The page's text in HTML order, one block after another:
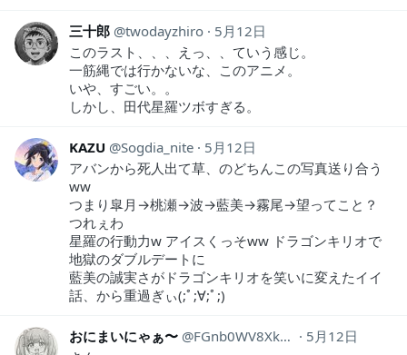
三十郎 twodayzhiro
5月12日
このラスト、、、えっ、、ていう感じ。
一筋縄では行かないな、このアニメ。
いや、すごい。。
しかし、田代星羅ツボすぎる。
KAZU Sogdia_nite
5月12日
アバンから死人出て草、のどちんこの写真送り合う
ww
つまり皐月→桃瀬→波→藍美→霧尾→望ってこと？
つれぇわ
星羅の行動力w アイスくっそww ドラゴンキリオで
地獄のダブルデートに
藍美の誠実さがドラゴンキリオを笑いに変えたイイ
話、から重過ぎぃ(;ﾟ;∀;ﾟ;)
おにまいにゃぁ〜 FGnb0WV8Xk0IhPM
5月12日